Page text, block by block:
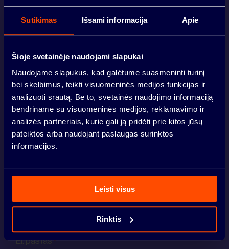
Sutikimas Išsami informacija Apie
Šioje svetainėje naudojami slapukai
Naudojame slapukus, kad galėtume suasmeninti turinį
bei skelbimus, teikti visuomeninės medijos funkcijas ir
analizuoti srautą. Be to, svetainės naudojimo informaciją
bendriname su visuomeninės medijos, reklamavimo ir
analizės partneriais, kurie gali ją pridėti prie kitos jūsų
pateiktos arba naudojant paslaugas surinktos
informacijos.
Leisti visus
Rinktis
VILNIUS
KAUNAS
LINA VOLODZKIENĖ
+370 610 42421
lina.volodzkiene@sbaurban.lt
Jūsų vardas *
El. paštas *
LOKACIJA
BENDRUOMENĖ
NAUJIENOS
INVESTUOTOJAMS